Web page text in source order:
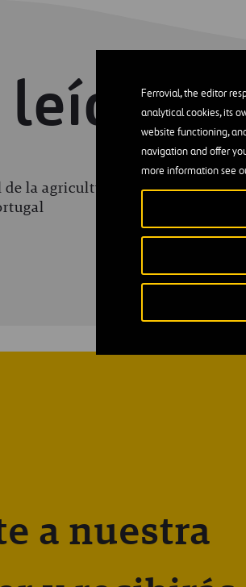
Ferrovial, the editor
analytical cookies, its
website functioning,
navigation and offer
more information see
leídos
de la agricultura en la economía
a nuestra